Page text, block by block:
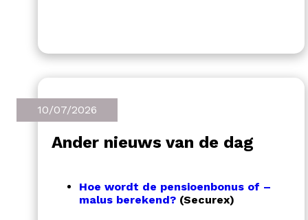
10/07/2026
Ander nieuws van de dag
Hoe wordt de pensioenbonus of –
malus berekend? (Securex)